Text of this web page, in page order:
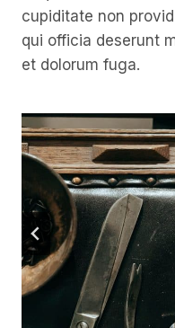
cupiditate non
qui officia deserunt
et dolorum fuga.